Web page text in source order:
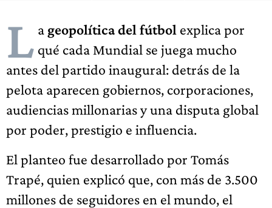
L a geopolítica del fútbol explica por
qué cada Mundial se juega mucho
antes del partido inaugural: detrás de la
pelota aparecen gobiernos, corporaciones,
audiencias millonarias y una disputa global
por poder, prestigio e influencia.
El planteo fue desarrollado por Tomás
Trapé, quien explicó que, con más de 3.500
millones de seguidores en el mundo, el